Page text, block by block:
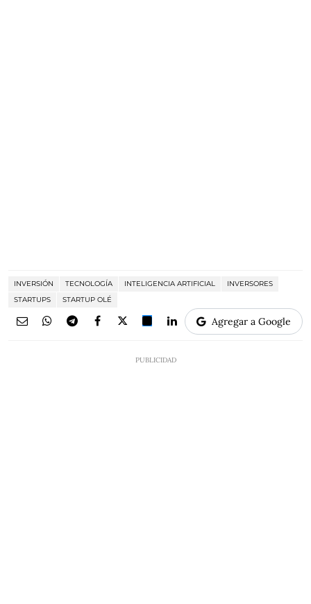
INVERSIÓN TECNOLOGÍA INTELIGENCIA ARTIFICIAL
INVERSORES
STARTUPS
STARTUP OLÉ
Agregar a Google